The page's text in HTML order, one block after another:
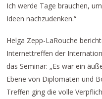
Ich werde Tage brauchen,
Ideen nachzudenken.“
Helga Zepp-LaRouche
Internettreffen der
das Seminar: „Es war ein
Ebene von Diplomaten und
Treffen ging die volle